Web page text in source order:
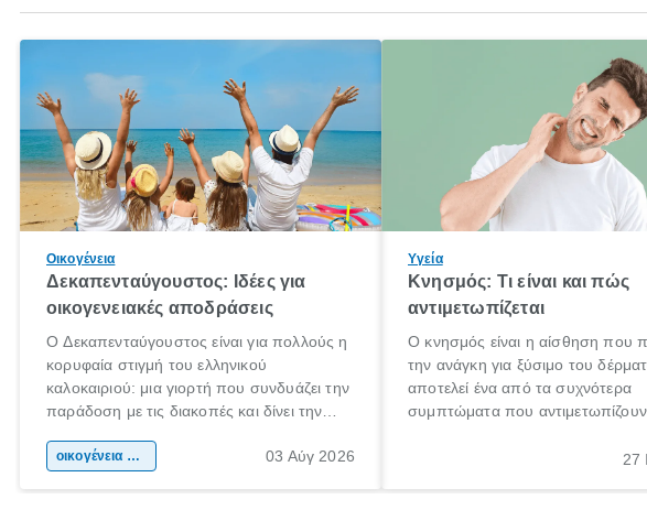
Οικογένεια
Δεκαπενταύγουστος: Ιδέες για
οικογενειακές αποδράσεις
Ο Δεκαπενταύγουστος είναι για πολλούς η
κορυφαία στιγμή του ελληνικού
καλοκαιριού: μια γιορτή που συνδυάζει την
παράδοση με τις διακοπές και δίνει την
χώρας. Είτε πρόκειται για λίγες μέρες
οικογένεια & παιδί 03 Αύγ 2026
Υγεία
Κνησμός: Τι είναι και πώς
αντιμετωπίζεται
Ο κνησμός είναι η αίσθηση που
την ανάγκη για ξύσιμο του
αποτελεί ένα από τα συχνότερα
συμπτώματα που αντιμετωπίζουν
πληροφορίες για το «κνησμός τι27